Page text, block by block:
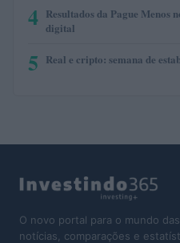
4 Resultados da Pague Menos
digital
5 Real e cripto: semana de
O novo portal para o mundo
notícias, comparações e